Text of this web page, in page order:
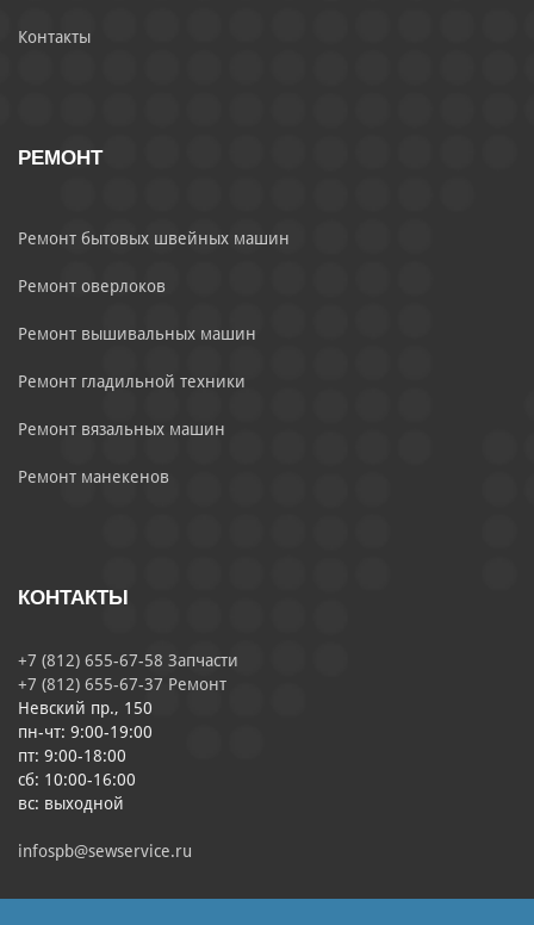
Контакты
РЕМОНТ
Ремонт бытовых швейных машин
Ремонт оверлоков
Ремонт вышивальных машин
Ремонт гладильной техники
Ремонт вязальных машин
Ремонт манекенов
КОНТАКТЫ
+7 (812) 655-67-58 Запчасти
+7 (812) 655-67-37 Ремонт
Невский пр., 150
пн-чт: 9:00-19:00
пт: 9:00-18:00
сб: 10:00-16:00
вс: выходной
infospb@sewservice.ru